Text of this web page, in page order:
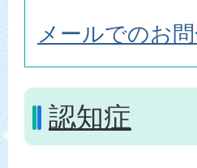
メールでのお
認知症